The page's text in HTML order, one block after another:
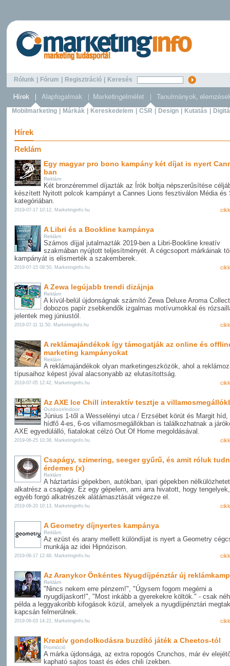
Rólunk Fórum Regisztráció Keresés
Mobilmarketing Márkák Kereskedelem CSR Design Kutatás
Hírek
Reklám
Egy magyar pro bono kampány két díjat is nyert
ban
Reklám
Két bronzéremmel díjazták az Írók boltja népszerűsítése
készített Nyitott polcok kampányt a Cannes Lions fesztiválon Média és
kategóriában.
2019-07-17 10:12, Marketinginfo.hu
A Libri és a Bookline kampánya
Reklám
Számos díjjal jutalmazták 2019-ben a Libri-Bookline kreatív
szakmában nyújtott teljesítményét. A cégcsoport márkáinak
kampányát is elismerték a szakemberek.
2019-07-15 09:50, Marketinginfo.hu
A Zewa legújabb trendi dizájnja
Reklám
A kívül-belül újdonságnak számító Zewa Deluxe Aroma
dobozos papír zsebkendők izgalmas motívumokkal és
jelentek meg júniustól.
2019-07-11 11:50, Marketinginfo.hu
A reklámajándékok így támogatják az online és
marketing kampányokat
Reklám
A reklámajándékok olyan marketingeszközök, ahol a
típusaihoz képest jóval alacsonyabb az elutasítottság.
2019-07-05 12:42, Marketinginfo.hu
Az AXE Ice Chill interaktív tesztje a
Outdoor/indoor
Június 1-től a Wesselényi utca / Erzsébet körút és Margit híd,
hídfő 4-es, 6-os villamosmegállókban is találkozhatnak a
AXE egyedülálló, fiatalokat célzó Out Of Home megoldásával.
2019-06-25 10:38, Marketinginfo.hu
Csapágy, szimering, seeger gyűrű, és amit róluk
érdemes (x)
Reklám
A háztartási gépekben, autókban, ipari gépekben
alkatrész a csapágy. Ez egy gépelem, ami arra hivatott, hogy
egyéb forgó alkatrészek alátámasztását végezze el.
2019-06-20 10:13, Marketinginfo.hu
A Geometry díjnyertes kampánya
Reklám
Az ezüst és arany mellett különdíjat is nyert a Geometry
munkája az idei Hipnózison.
2019-06-17 12:48, Marketinginfo.hu
Az Aranykor Önkéntes Nyugdíjpénztár új
Reklám
"Nincs nekem erre pénzem!", "Úgysem fogom megérni a
nyugdíjaskort!", "Most inkább a gyerekekre költök." - csak
példa a leggyakoribb kifogások közül, amelyek a nyugdíjpénztári
kapcsán felmerülnek.
2019-06-03 14:22, Marketinginfo.hu
Kreatív gondolkodásra buzdító játék a Cheetos-tól
Promóció
A márka újdonsága, az extra ropogós Crunchos, már év
kapható sajtos toast és édes chili ízekben.